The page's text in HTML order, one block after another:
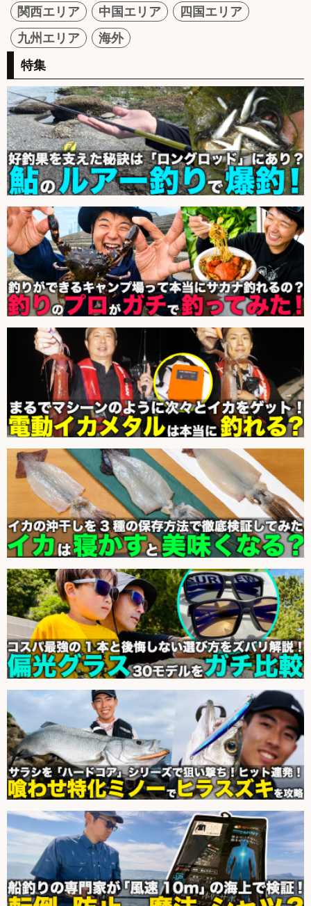
関西エリア
中国エリア
四国エリア
九州エリア
海外
特集